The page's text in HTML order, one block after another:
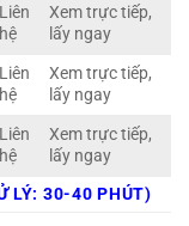
Liên
hệ
Xem trực tiếp,
lấy ngay
Liên
hệ
Xem trực tiếp,
lấy ngay
Liên
hệ
Xem trực tiếp,
lấy ngay
LÝ: 30-40 PHÚT)